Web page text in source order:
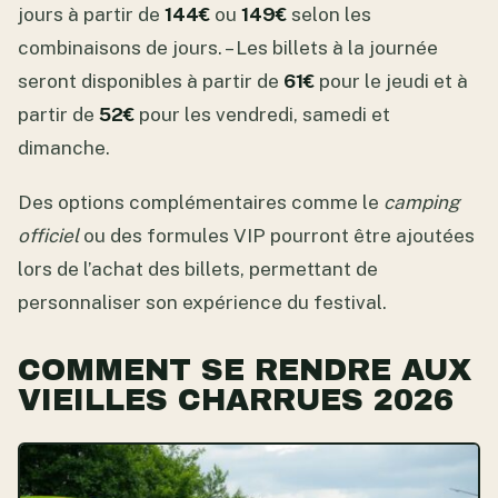
jours à partir de 144€ ou 149€ selon les
combinaisons de jours. – Les billets à la journée
seront disponibles à partir de 61€ pour le jeudi et à
partir de 52€ pour les vendredi, samedi et
dimanche.
Des options complémentaires comme le camping
officielou des formules VIP pourront être ajoutées
lors de l’achat des billets, permettant de
personnaliser son expérience du festival.
COMMENT SE RENDRE AUX
VIEILLES CHARRUES 2026